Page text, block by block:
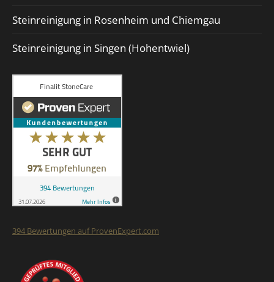
Steinreinigung in Rosenheim und Chiemgau
Steinreinigung in Singen (Hohentwiel)
394 Bewertungen auf ProvenExpert.com